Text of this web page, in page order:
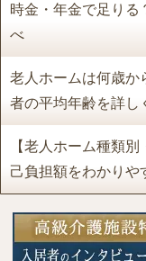
時金・年金で足りる
べ
老人ホームは何歳か
者の平均年齢を詳し
【老人ホーム種類
己負担額をわかりや